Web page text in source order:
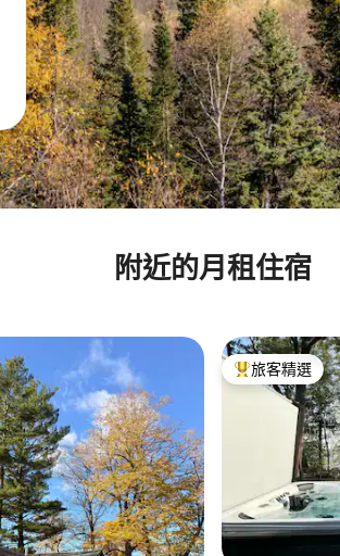
附近的月租住宿
旅客精選榜首
旅客精選